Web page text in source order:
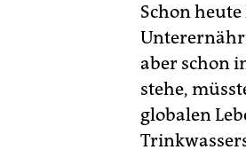
Schon
aber schon
stehe,
globalen